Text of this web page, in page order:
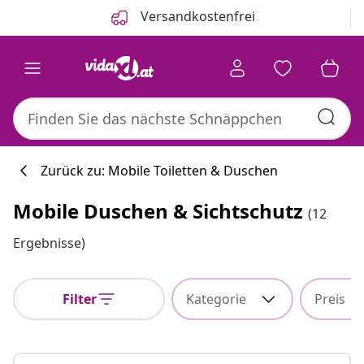
Versandkostenfrei
#sharemevidaxl
Zurück zu: Mobile Toiletten & Duschen
Mobile Duschen & Sichtschutz (12
Ergebnisse)
Filter Kategorie Preis